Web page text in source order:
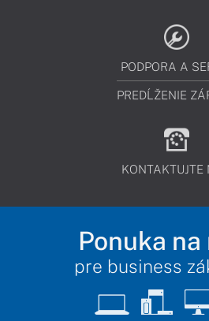
PODPORA A
PREDĹŽENIE
KONTAKTUJTE
Ponuka
pre business